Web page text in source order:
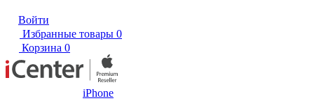
Войти
Избранные товары 0
Корзина 0
iPhone